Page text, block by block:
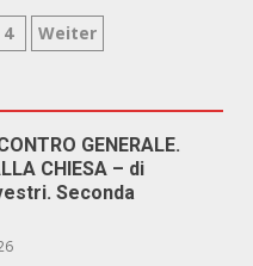
4 Weiter
GENERALE.
CHIESA – di
Seconda